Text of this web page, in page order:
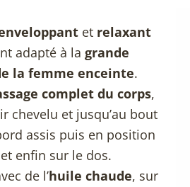
et relaxant
adapté à la grande
la femme enceinte.
complet du corps,
chevelu et jusqu’au bout
assis puis en position
enfin sur le dos.
de l’huile chaude, sur